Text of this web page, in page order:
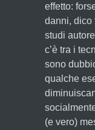
effetto:
danni, dico
studi
c’è tra i
sono
qualche
(e vero)